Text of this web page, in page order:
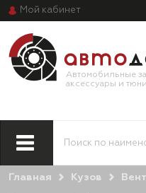
Мой кабинет
Автомобильные
аксессуары и
Главная Кузов